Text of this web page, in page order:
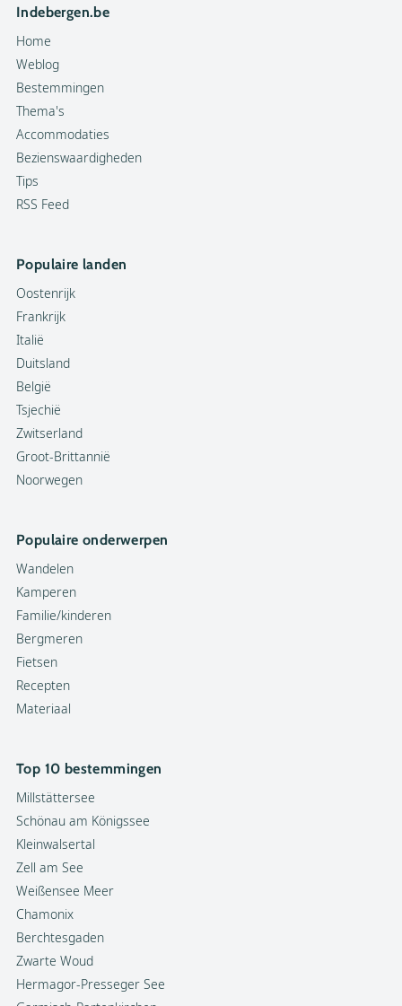
Indebergen.be
Home
Weblog
Bestemmingen
Thema's
Accommodaties
Bezienswaardigheden
Tips
RSS Feed
Populaire landen
Oostenrijk
Frankrijk
Italië
Duitsland
België
Tsjechië
Zwitserland
Groot-Brittannië
Noorwegen
Populaire onderwerpen
Wandelen
Kamperen
Familie/kinderen
Bergmeren
Fietsen
Recepten
Materiaal
Top 10 bestemmingen
Millstättersee
Schönau am Königssee
Kleinwalsertal
Zell am See
Weißensee Meer
Chamonix
Berchtesgaden
Zwarte Woud
Hermagor-Presseger See